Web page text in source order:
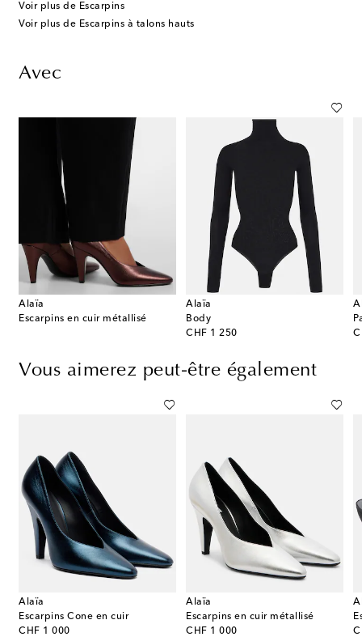
Voir plus de Escarpins
Voir plus de Escarpins à talons hauts
Avec
Alaïa
Escarpins en cuir métallisé
Alaïa
Body
CHF 1 250
original price
Vous aimerez peut-être également
Alaïa
Escarpins Cone en cuir
CHF 1 000
original price
Alaïa
Escarpins en cuir métallisé
CHF 1 000
original price